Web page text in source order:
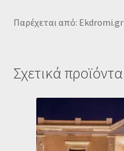
Παρέχεται από: Ekdromi.gr
Σχετικά προϊόντα